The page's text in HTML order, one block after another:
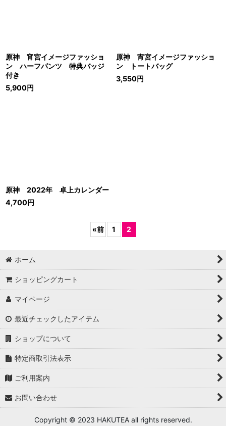
原神 宵宮イメージファッショ
ン ハーフパンツ 特典バッジ
付き
5,900円
原神 宵宮イメージファッショ
ン トートバッグ
3,550円
原神 2022年 卓上カレンダー
4,700円
«前 1 2
ホーム
ショッピングカート
マイページ
最近チェックしたアイテム
ショップについて
特定商取引法表示
ご利用案内
お問い合わせ
Copyright © 2023 HAKUTEA all rights reserved.